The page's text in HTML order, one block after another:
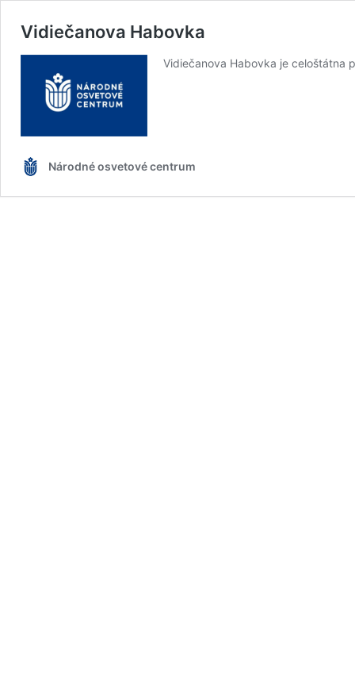
Vidiečanova Habovka
Vidiečanova Habovka je celoštátna
Národné osvetové centrum